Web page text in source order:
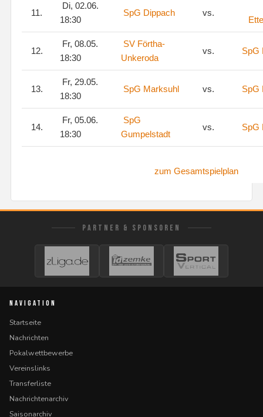
11.
Di, 02.06.
18:30
SpG Dippach vs.
12.
Fr, 08.05.
18:30
SV Förtha-
Unkeroda
vs. SpG
13.
Fr, 29.05.
18:30
SpG Marksuhl vs. SpG
14.
Fr, 05.06.
18:30
SpG
Gumpelstadt
vs. SpG
zum Gesamtspielplan
PARTNER & SPONSOREN
NAVIGATION
Startseite
Nachrichten
Pokalwettbewerbe
Vereinslinks
Transferliste
Nachrichtenarchiv
Saisonarchiv